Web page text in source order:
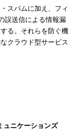
スパムに加え、フィ
誤送信による情報漏
る。それらを防ぐ機
クラウド型サービス
ュニケーションズ